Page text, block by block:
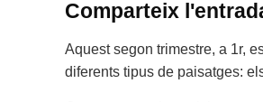
Comparteix
Aquest segon trimestre, a 1r,
diferents tipus de paisatges: